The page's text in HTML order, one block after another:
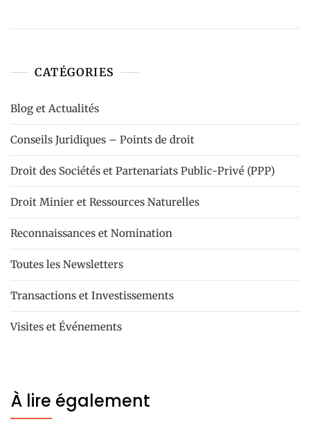
CATÉGORIES
Blog et Actualités
Conseils Juridiques – Points de droit
Droit des Sociétés et Partenariats Public-Privé (PPP)
Droit Minier et Ressources Naturelles
Reconnaissances et Nomination
Toutes les Newsletters
Transactions et Investissements
Visites et Événements
À lire également